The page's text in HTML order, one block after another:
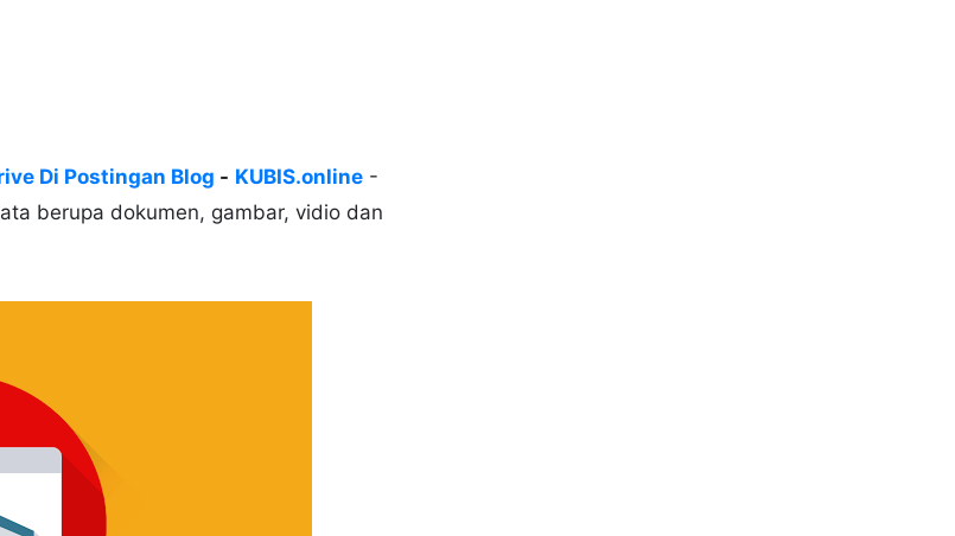
Di Postingan Blog - KUBIS.online -
berupa dokumen, gambar, vidio dan